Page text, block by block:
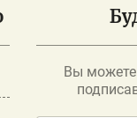
Вы можете